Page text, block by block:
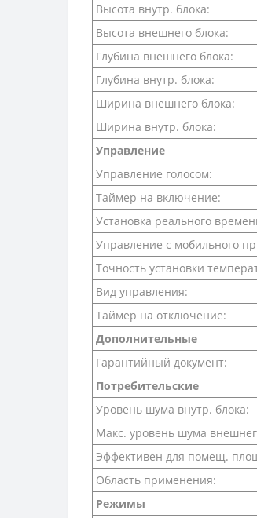
Высота внутр. блока:
Высота внешнего блока:
Глубина внешнего блока:
Глубина внутр. блока:
Ширина внешнего блока:
Ширина внутр. блока:
Управление
Управление голосом:
Таймер на включение:
Установка реального
Управление c мобильного
Точность установки
Вид управления:
Таймер на отключение:
Дополнительные
Гарантийный документ:
Потребительские
Уровень шума внутр. блока:
Макс. уровень шума
Эффективен для помещ.
Область применения:
Режимы